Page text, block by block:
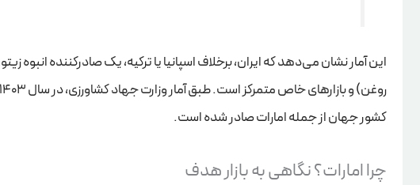
این آمار نشان می‌دهد که ایران، برخلاف اسپانیا یا ترکیه، یک صادرکننده انبوه
روغن) و بازارهای خاص متمرکز است. طبق آمار وزارت جهاد کشاورزی، در سال 1403 (بر اساس گزارش‌های اولیه) حدود
کشور جهان از جمله امارات صادر شده است.
چرا امارات؟ نگاهی به بازار هدف